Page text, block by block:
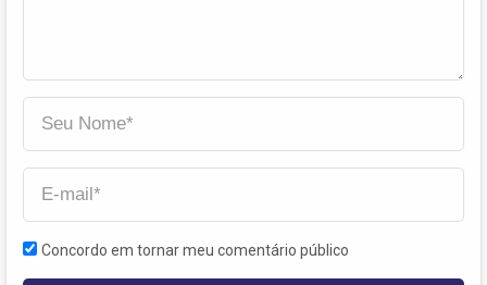
Concordo em tornar meu comentário público